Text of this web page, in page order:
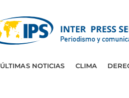
ÚLTIMAS NOTICIAS CLIMA